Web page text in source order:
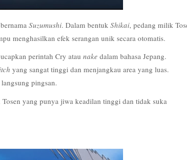
Suzumushi. Dalam bentuk Shikai, pedang milik
menghasilkan efek serangan unik secara otomatis.
perintah Cry atau nake dalam bahasa Jepang.
yang sangat tinggi dan menjangkau area yang luas.
pingsan.
yang punya jiwa keadilan tinggi dan tidak suka